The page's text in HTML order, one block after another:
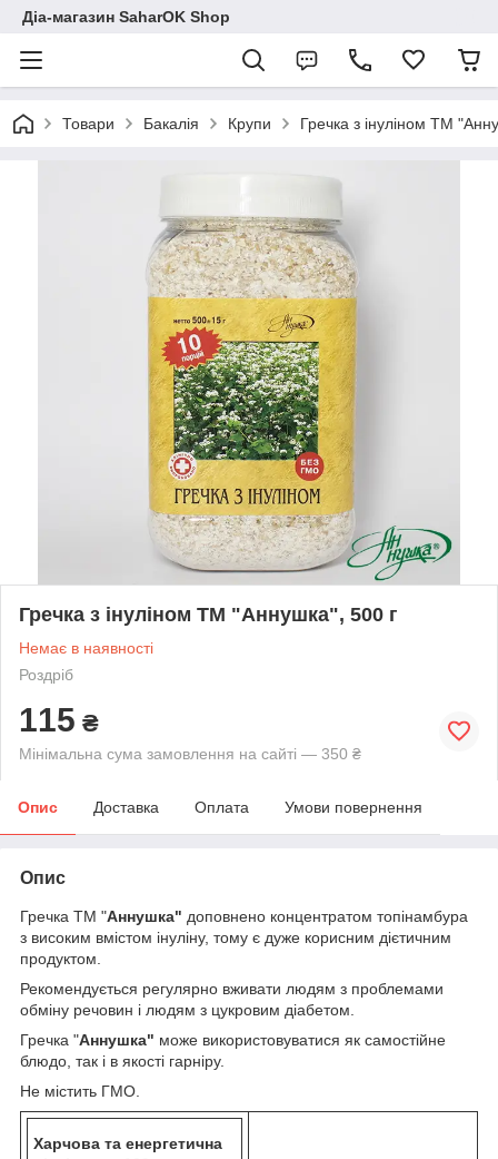
Діа-магазин SaharOK Shop
Товари Бакалія Крупи Гречка з інуліном ТМ
Гречка з інуліном ТМ "Аннушка", 500 г
Немає в наявності
Роздріб
115 ₴
Мінімальна сума замовлення на сайті — 350 ₴
Опис Доставка Оплата Умови повернення
Опис
Гречка ТМ "Аннушка" доповнено концентратом топінамбура
з високим вмістом інуліну, тому є дуже корисним дієтичним
продуктом.
Рекомендується регулярно вживати людям з проблемами
обміну речовин і людям з цукровим діабетом.
Гречка "Аннушка" може використовуватися як самостійне
блюдо, так і в якості гарніру.
Не містить ГМО.
Харчова та енергетична